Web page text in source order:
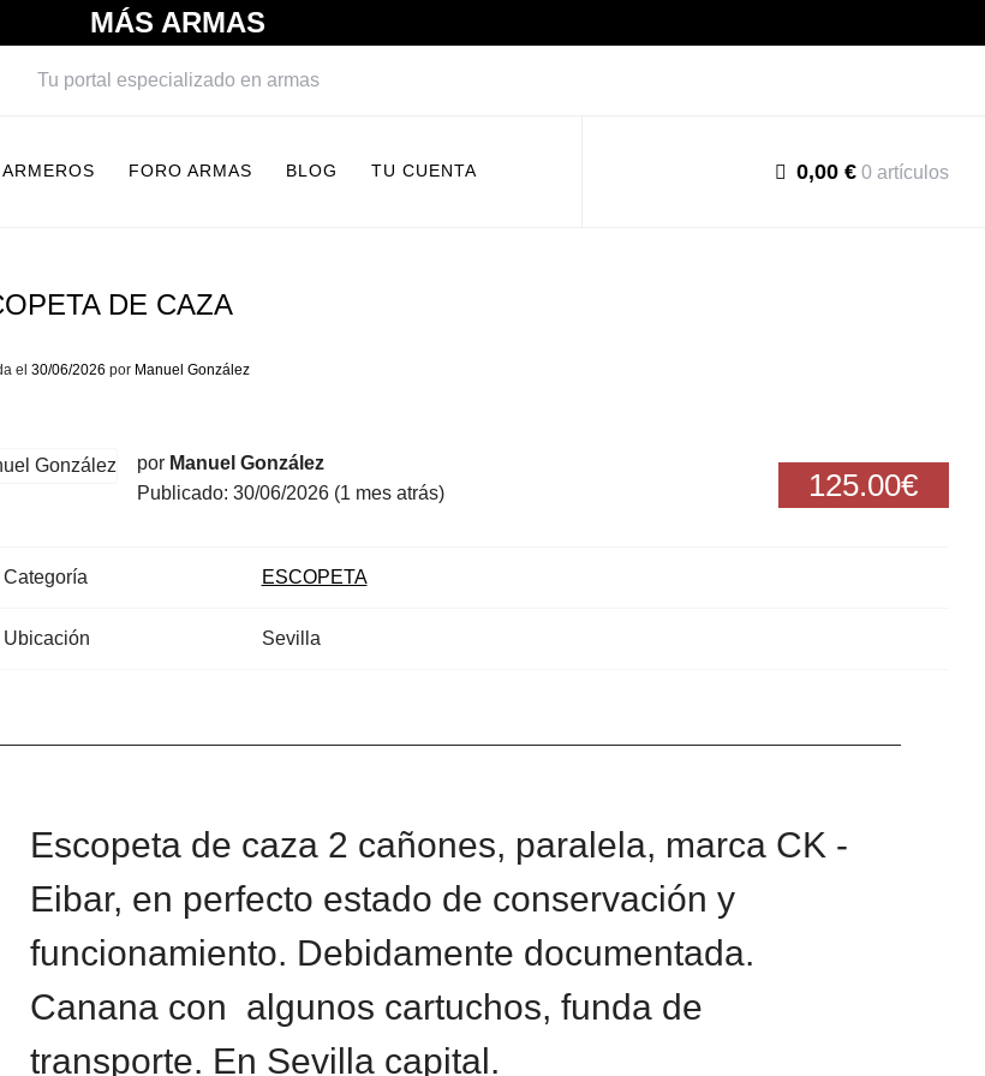
MÁS ARMAS
Tu portal especializado en armas
ARMEROS FORO ARMAS BLOG TU CUENTA 0,00 € 0 artículos
DE CAZA
el 30/06/2026 por Manuel González
por Manuel González
Publicado: 30/06/2026 (1 mes atrás)
125.00€
Categoría ESCOPETA
Ubicación Sevilla
Escopeta de caza 2 cañones, paralela, marca CK -
Eibar, en perfecto estado de conservación y
funcionamiento. Debidamente documentada.
Canana con algunos cartuchos, funda de
transporte. En Sevilla capital.